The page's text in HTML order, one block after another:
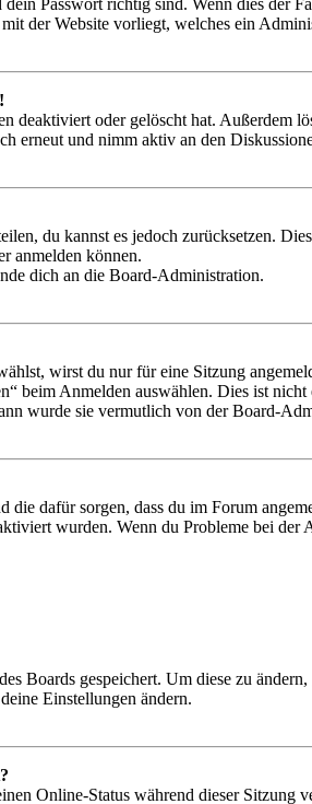
Passwort richtig sind. Wenn dies der
der Website vorliegt, welches ein
deaktiviert oder gelöscht hat. Außerdem
erneut und nimm aktiv an den
du kannst es jedoch zurücksetzen.
anmelden können.
dich an die Board-Administration.
wirst du nur für eine Sitzung
beim Anmelden auswählen. Dies ist
wurde sie vermutlich von der Board-
dafür sorgen, dass du im Forum
wurden. Wenn du Probleme bei
Boards gespeichert. Um diese zu
Einstellungen ändern.
Online-Status während dieser Sitzung